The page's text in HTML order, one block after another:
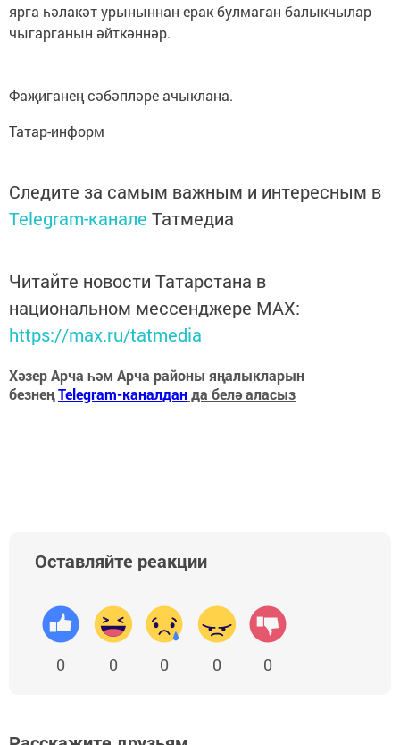
ярга һәлакәт урыныннан ерак булмаган балыкчылар
чыгарганын әйткәннәр.
Фаҗиганең сәбәпләре ачыклана.
Татар-информ
Следите за самым важным и интересным в
Telegram-канале Татмедиа
Читайте новости Татарстана в
национальном мессенджере MАХ:
https://max.ru/tatmedia
Хәзер Арча һәм Арча районы яңалыкларын
безнеңTelegram-каналданда белә аласыз
Оставляйте реакции
0 0 0 0 0